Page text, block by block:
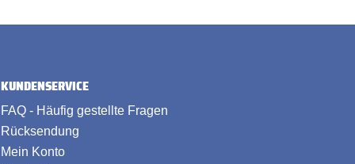
KUNDENSERVICE
FAQ - Häufig gestellte Fragen
Rücksendung
Mein Konto